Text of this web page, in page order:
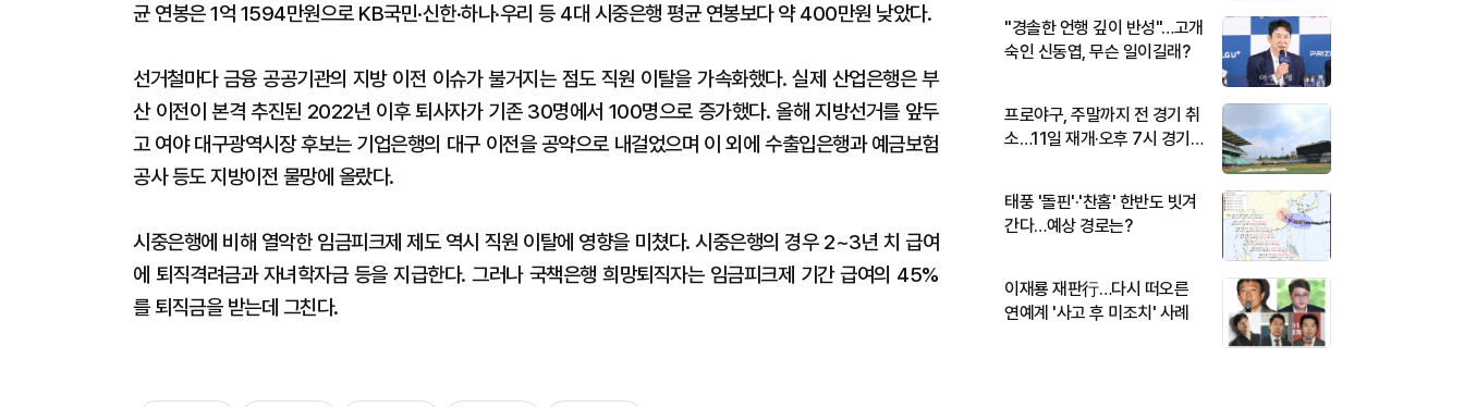
균 연봉은 1억 1594만원으로 KB국민·신한·하나·우리 등 4대 시중은행 평균 연봉보다 약 400만원 낮았다.
선거철마다 금융 공공기관의 지방 이전 이슈가 불거지는 점도 직원 이탈을 가속화했다. 실제 산업은행은 부
산 이전이 본격 추진된 2022년 이후 퇴사자가 기존 30명에서 100명으로 증가했다. 올해 지방선거를 앞두
고 여야 대구광역시장 후보는 기업은행의 대구 이전을 공약으로 내걸었으며 이 외에 수출입은행과 예금보험
공사 등도 지방이전 물망에 올랐다.
시중은행에 비해 열악한 임금피크제 제도 역시 직원 이탈에 영향을 미쳤다. 시중은행의 경우 2~3년 치 급여
에 퇴직격려금과 자녀학자금 등을 지급한다. 그러나 국책은행 희망퇴직자는 임금피크제 기간 급여의 45%
를 퇴직금을 받는데 그친다.
"경솔한 언행 깊이 반성"…고개
숙인 신동엽, 무슨 일이길래?
프로야구, 주말까지 전 경기 취
소…11일 재개·오후 7시 경기
태풍 '돌핀'·'찬홈' 한반도 빗겨
간다…예상 경로는?
이재룡 재판行…다시 떠오른
연예계 '사고 후 미조치' 사례